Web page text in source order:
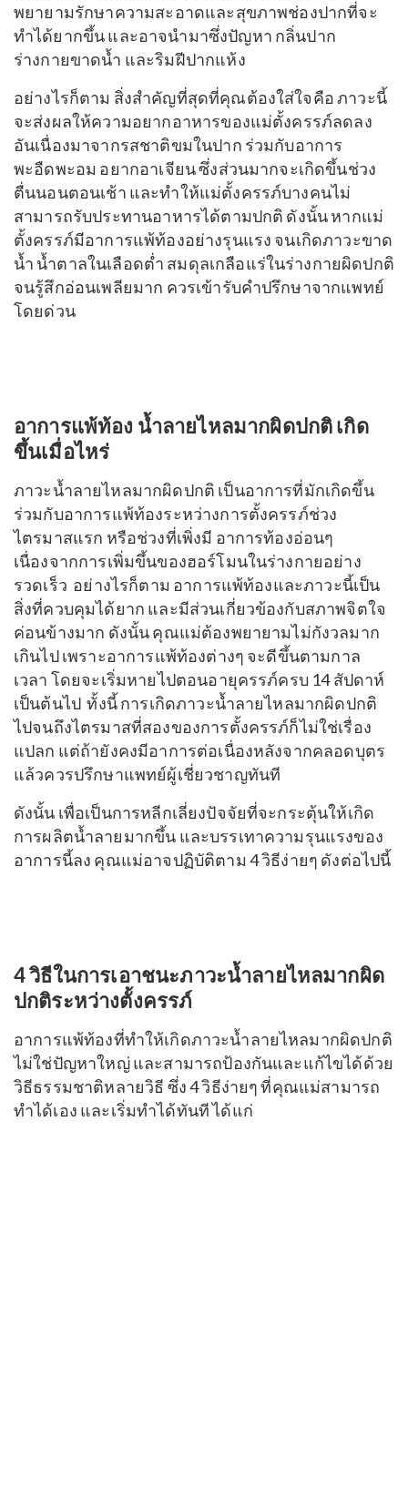
พยายามรักษาความสะอาดและสุขภาพช่องปากที่จะ
ทำได้ยากขึ้น และอาจนำมาซึ่งปัญหา กลิ่นปาก
ร่างกายขาดน้ำ และริมฝีปากแห้ง
อย่างไรก็ตาม สิ่งสำคัญที่สุดที่คุณต้องใส่ใจคือ ภาวะนี้
จะส่งผลให้ความอยากอาหารของแม่ตั้งครรภ์ลดลง
อันเนื่องมาจากรสชาติขมในปาก ร่วมกับอาการ
พะอืดพะอม อยากอาเจียน ซึ่งส่วนมากจะเกิดขึ้นช่วง
ตื่นนอนตอนเช้า และทำให้แม่ตั้งครรภ์บางคนไม่
สามารถรับประทานอาหารได้ตามปกติ ดังนั้น หากแม่
ตั้งครรภ์มีอาการแพ้ท้องอย่างรุนแรง จนเกิดภาวะขาด
น้ำ น้ำตาลในเลือดต่ำ สมดุลเกลือแร่ในร่างกายผิดปกติ
จนรู้สึกอ่อนเพลียมาก ควรเข้ารับคำปรึกษาจากแพทย์
โดยด่วน
อาการแพ้ท้อง น้ำลายไหลมากผิดปกติ เกิด
ขึ้นเมื่อไหร่
ภาวะน้ำลายไหลมากผิดปกติ เป็นอาการที่มักเกิดขึ้น
ร่วมกับอาการแพ้ท้องระหว่างการตั้งครรภ์ช่วง
ไตรมาสแรก หรือช่วงที่เพิ่งมี อาการท้องอ่อนๆ
เนื่องจากการเพิ่มขึ้นของฮอร์โมนในร่างกายอย่าง
รวดเร็ว อย่างไรก็ตาม อาการแพ้ท้องและภาวะนี้เป็น
สิ่งที่ควบคุมได้ยาก และมีส่วนเกี่ยวข้องกับสภาพจิตใจ
ค่อนข้างมาก ดังนั้น คุณแม่ต้องพยายามไม่กังวลมาก
เกินไป เพราะอาการแพ้ท้องต่างๆ จะดีขึ้นตามกาล
เวลา โดยจะเริ่มหายไปตอนอายุครรภ์ครบ 14 สัปดาห์
เป็นต้นไป ทั้งนี้ การเกิดภาวะน้ำลายไหลมากผิดปกติ
ไปจนถึงไตรมาสที่สองของการตั้งครรภ์ก็ไม่ใช่เรื่อง
แปลก แต่ถ้ายังคงมีอาการต่อเนื่องหลังจากคลอดบุตร
แล้วควรปรึกษาแพทย์ผู้เชี่ยวชาญทันที
ดังนั้น เพื่อเป็นการหลีกเลี่ยงปัจจัยที่จะกระตุ้นให้เกิด
การผลิตน้ำลายมากขึ้น และบรรเทาความรุนแรงของ
อาการนี้ลง คุณแม่อาจปฏิบัติตาม 4 วิธีง่ายๆ ดังต่อไปนี้
4 วิธีในการเอาชนะภาวะน้ำลายไหลมากผิด
ปกติระหว่างตั้งครรภ์
อาการแพ้ท้องที่ทำให้เกิดภาวะน้ำลายไหลมากผิดปกติ
ไม่ใช่ปัญหาใหญ่ และสามารถป้องกันและแก้ไขได้ด้วย
วิธีธรรมชาติหลายวิธี ซึ่ง 4 วิธีง่ายๆ ที่คุณแม่สามารถ
ทำได้เอง และเริ่มทำได้ทันที ได้แก่